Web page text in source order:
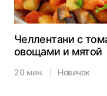
Челлентани с
овощами и мятой
20 мин. Новичок